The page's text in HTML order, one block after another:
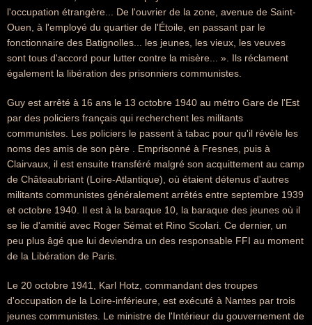
l'occupation étrangère... De l'ouvrier de la zone, avenue de Saint-
Ouen, à l'employé du quartier de l'Étoile, en passant par le
fonctionnaire des Batignolles... les jeunes, les vieux, les veuves
sont tous d'accord pour lutter contre la misère... ». Ils réclament
également la libération des prisonniers communistes.
Guy est arrêté à 16 ans le 13 octobre 1940 au métro Gare de l'Est
par des policiers français qui recherchent les militants
communistes. Les policiers le passent à tabac pour qu'il révèle les
noms des amis de son père . Emprisonné à Fresnes, puis à
Clairvaux, il est ensuite transféré malgré son acquittement au camp
de Châteaubriant (Loire-Atlantique), où étaient détenus d'autres
militants communistes généralement arrêtés entre septembre 1939
et octobre 1940. Il est à la baraque 10, la baraque des jeunes où il
se lie d'amitié avec Roger Sémat et Rino Scolari. Ce dernier, un
peu plus âgé que lui deviendra un des responsable FFI au moment
de la Libération de Paris.
Le 20 octobre 1941, Karl Hotz, commandant des troupes
d'occupation de la Loire-inférieure, est exécuté à Nantes par trois
jeunes communistes. Le ministre de l'Intérieur du gouvernement de